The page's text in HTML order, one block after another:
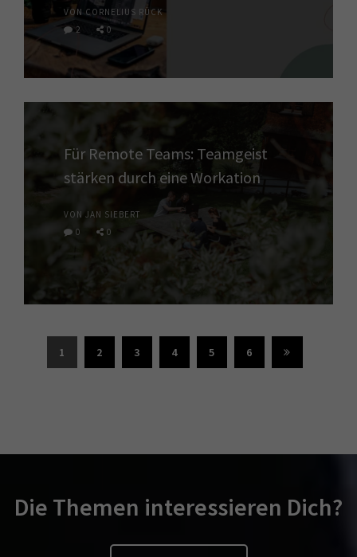
VON CORNELIUS RÜCK
2
0
Für Remote Teams: Teamgeist
stärken durch eine Workation
VON JAN SIEBERT
0
0
1 2 3 4 5 6
Die Themen interessieren Dich?